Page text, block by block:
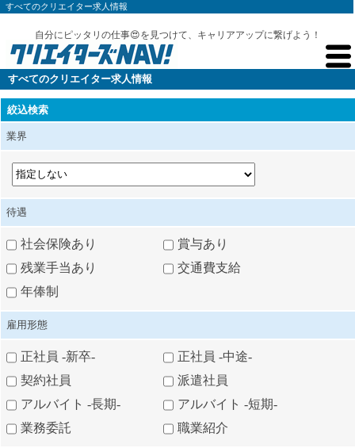
すべてのクリエイター求人情報
自分にピッタリの仕事😍を見つけて、キャリアアップに繋げよう！
すべてのクリエイター求人情報
絞込検索
業界
待遇
社会保険あり
賞与あり
残業手当あり
交通費支給
年俸制
雇用形態
正社員 -新卒-
正社員 -中途-
契約社員
派遣社員
アルバイト -長期-
アルバイト -短期-
業務委託
職業紹介